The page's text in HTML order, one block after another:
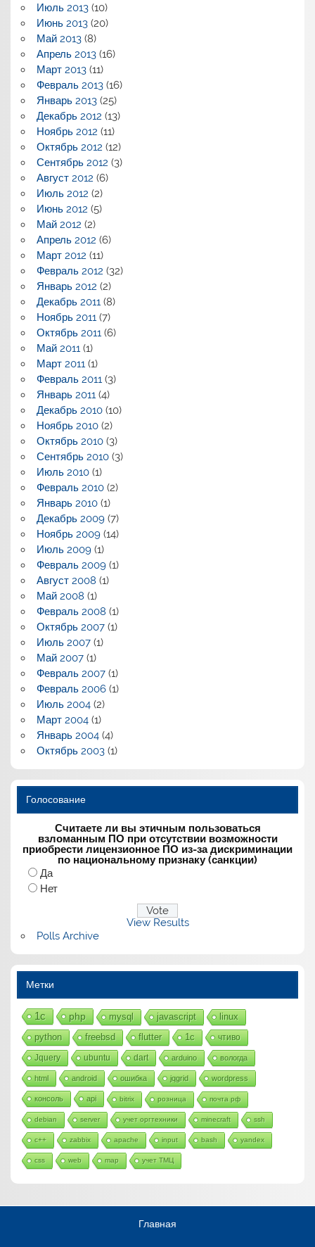
Июль 2013(10)
Июнь 2013(20)
Май 2013(8)
Апрель 2013(16)
Март 2013(11)
Февраль 2013(16)
Январь 2013(25)
Декабрь 2012 (13)
Ноябрь 2012 (11)
Октябрь 2012 (12)
Сентябрь 2012 (3)
Август 2012 (6)
Июль 2012 (2)
Июнь 2012 (5)
Май 2012 (2)
Апрель 2012 (6)
Март 2012 (11)
Февраль 2012 (32)
Январь 2012 (2)
Декабрь 2011(8)
Ноябрь 2011(7)
Октябрь 2011(6)
Май 2011(1)
Март 2011(1)
Февраль 2011(3)
Январь 2011(4)
Декабрь 2010(10)
Ноябрь 2010(2)
Октябрь 2010(3)
Сентябрь 2010(3)
Июль 2010(1)
Февраль 2010(2)
Январь 2010(1)
Декабрь 2009(7)
Ноябрь 2009(14)
Июль 2009(1)
Февраль 2009(1)
Август 2008 (1)
Май 2008 (1)
Февраль 2008 (1)
Октябрь 2007(1)
Июль 2007(1)
Май 2007(1)
Февраль 2007(1)
Февраль 2006(1)
Июль 2004(2)
Март 2004(1)
Январь 2004(4)
Октябрь 2003(1)
Голосование
Считаете ли вы этичным пользоваться
взломанным ПО при отсутствии возможности
приобрести лицензионное ПО из-за дискриминации
по национальному признаку (санкции)
Да
Нет
View Results
Polls Archive
Метки
1с php mysql javascript linux
python freebsd flutter 1c чтиво
Jquery ubuntu dart arduino вологда
html android ошибка jqgrid wordpress
консоль api bitrix розница почта рф
debian server учет оргтехники minecraft ssh
c++ zabbix apache input bash yandex
css web map учет ТМЦ
Главная